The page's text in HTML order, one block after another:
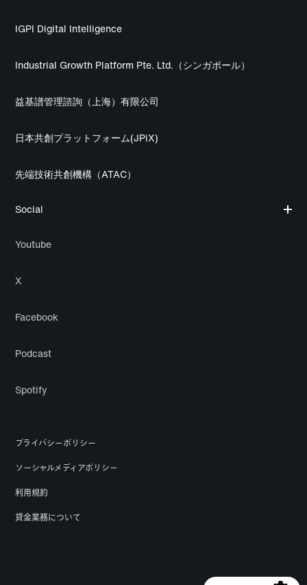
Social
Youtube
X
Facebook
Podcast
Spotify
IGPI Digital Intelligence
Industrial Growth Platform Pte. Ltd.（シンガポール）
益基譜管理諮詢（上海）有限公司
日本共創プラットフォーム(JPiX)
先端技術共創機構（ATAC）
プライバシーポリシー
ソーシャルメディアポリシー
利用規約
貸金業務について